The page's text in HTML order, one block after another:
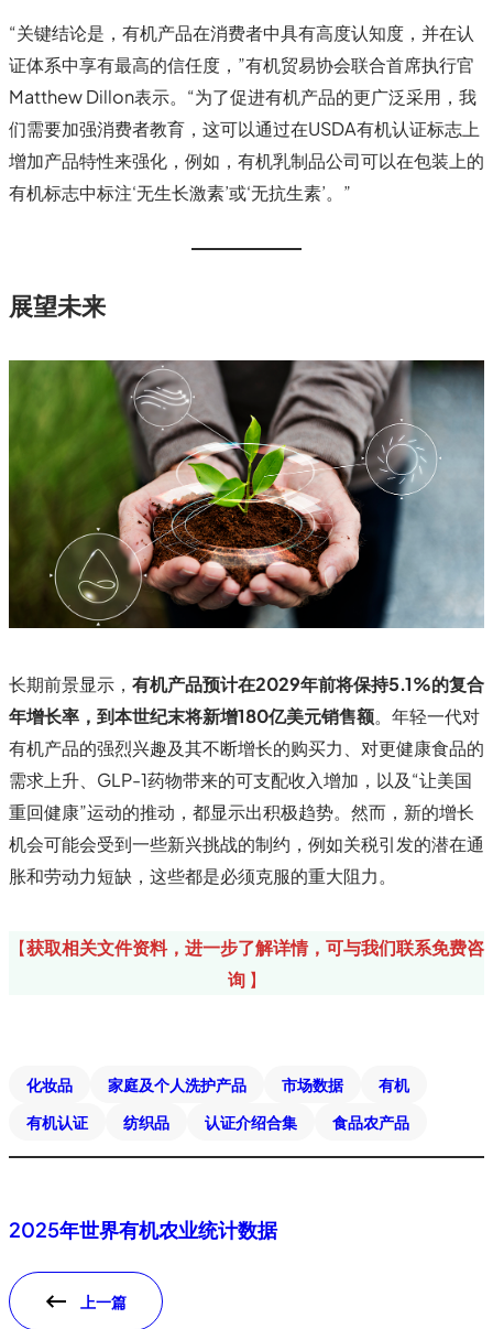
“关键结论是，有机产品在消费者中具有高度认知度，并在认
证体系中享有最高的信任度，”有机贸易协会联合首席执行官
Matthew Dillon表示。“为了促进有机产品的更广泛采用，我
们需要加强消费者教育，这可以通过在USDA有机认证标志上
增加产品特性来强化，例如，有机乳制品公司可以在包装上的
有机标志中标注‘无生长激素’或‘无抗生素’。”
展望未来
长期前景显示， 有机产品预计在2029年前将保持5.1%的复合
年增长率，到本世纪末将新增180亿美元销售额。年轻一代对
有机产品的强烈兴趣及其不断增长的购买力、对更健康食品的
需求上升、GLP-1药物带来的可支配收入增加，以及“让美国
重回健康”运动的推动，都显示出积极趋势。然而，新的增长
机会可能会受到一些新兴挑战的制约，例如关税引发的潜在通
胀和劳动力短缺，这些都是必须克服的重大阻力。
【获取相关文件资料， 进一步了解详情，可与我们联系免费咨
询 】
化妆品 家庭及个人洗护产品 市场数据
有机
有机认证
纺织品 认证介绍合集 食品农产品
2025年世界有机农业统计数据
上一篇